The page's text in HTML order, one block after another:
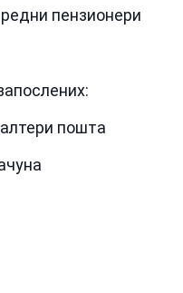
пензионери
пошта